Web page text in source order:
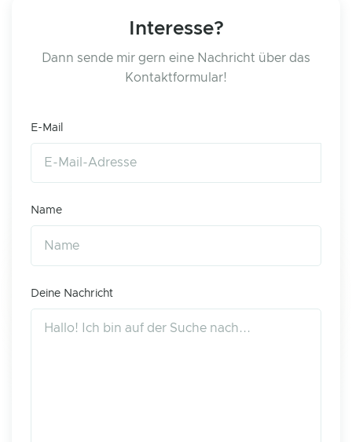
Interesse?
Dann sende mir gern eine Nachricht über das
Kontaktformular!
E-Mail
Name
Deine Nachricht